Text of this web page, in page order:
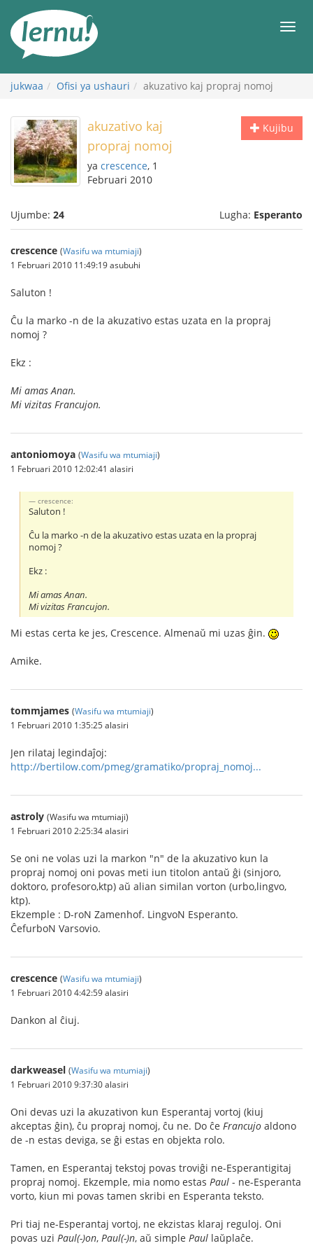
maudhui
jukwaa Ofisi ya ushauri akuzativo kaj propraj nomoj
Kujibu
akuzativo kaj
propraj nomoj
ya crescence, 1
Februari 2010
Ujumbe: 24 Lugha: Esperanto
crescence (Wasifu wa mtumiaji)
1 Februari 2010 11:49:19 asubuhi
Saluton !
Ĉu la marko -n de la akuzativo estas uzata en la propraj
nomoj ?
Ekz :
Mi amas Anan.
Mi vizitas Francujon.
antoniomoya (Wasifu wa mtumiaji)
1 Februari 2010 12:02:41 alasiri
crescence:
Saluton !
Ĉu la marko -n de la akuzativo estas uzata en la propraj
nomoj ?
Ekz :
Mi amas Anan.
Mi vizitas Francujon.
Mi estas certa ke jes, Crescence. Almenaŭ mi uzas ĝin.
Amike.
tommjames (Wasifu wa mtumiaji)
1 Februari 2010 1:35:25 alasiri
Jen rilataj legindaĵoj:
http://bertilow.com/pmeg/gramatiko/propraj_nomoj...
astroly (Wasifu wa mtumiaji)
1 Februari 2010 2:25:34 alasiri
Se oni ne volas uzi la markon "n" de la akuzativo kun la
propraj nomoj oni povas meti iun titolon antaŭ ĝi (sinjoro,
doktoro, profesoro,ktp) aŭ alian similan vorton (urbo,lingvo,
ktp).
Ekzemple : D-roN Zamenhof. LingvoN Esperanto.
ĈefurboN Varsovio.
crescence (Wasifu wa mtumiaji)
1 Februari 2010 4:42:59 alasiri
Dankon al ĉiuj.
darkweasel (Wasifu wa mtumiaji)
1 Februari 2010 9:37:30 alasiri
Oni devas uzi la akuzativon kun Esperantaj vortoj (kiuj
akceptas ĝin), ĉu propraj nomoj, ĉu ne. Do ĉe Francujo aldono
de -n estas deviga, se ĝi estas en objekta rolo.
Tamen, en Esperantaj tekstoj povas troviĝi ne-Esperantigitaj
propraj nomoj. Ekzemple, mia nomo estas Paul - ne-Esperanta
vorto, kiun mi povas tamen skribi en Esperanta teksto.
Pri tiaj ne-Esperantaj vortoj, ne ekzistas klaraj reguloj. Oni
povas uzi Paul(-)on, Paul(-)n, aŭ simple Paul laŭplaĉe.